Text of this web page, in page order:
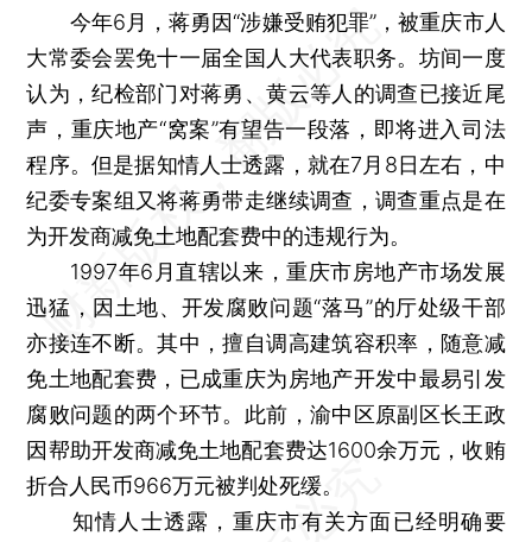
今年6月，蒋勇因“涉嫌受贿犯罪”，被重庆市人
大常委会罢免十一届全国人大代表职务。坊间一度
认为，纪检部门对蒋勇、黄云等人的调查已接近尾
声，重庆地产“窝案”有望告一段落，即将进入司法
程序。但是据知情人士透露，就在7月8日左右，中
纪委专案组又将蒋勇带走继续调查，调查重点是在
为开发商减免土地配套费中的违规行为。
1997年6月直辖以来，重庆市房地产市场发展
迅猛，因土地、开发腐败问题“落马”的厅处级干部
亦接连不断。其中，擅自调高建筑容积率，随意减
免土地配套费，已成重庆为房地产开发中最易引发
腐败问题的两个环节。此前，渝中区原副区长王政
因帮助开发商减免土地配套费达1600余万元，收贿
折合人民币966万元被判处死缓。
知情人士透露，重庆市有关方面已经明确要